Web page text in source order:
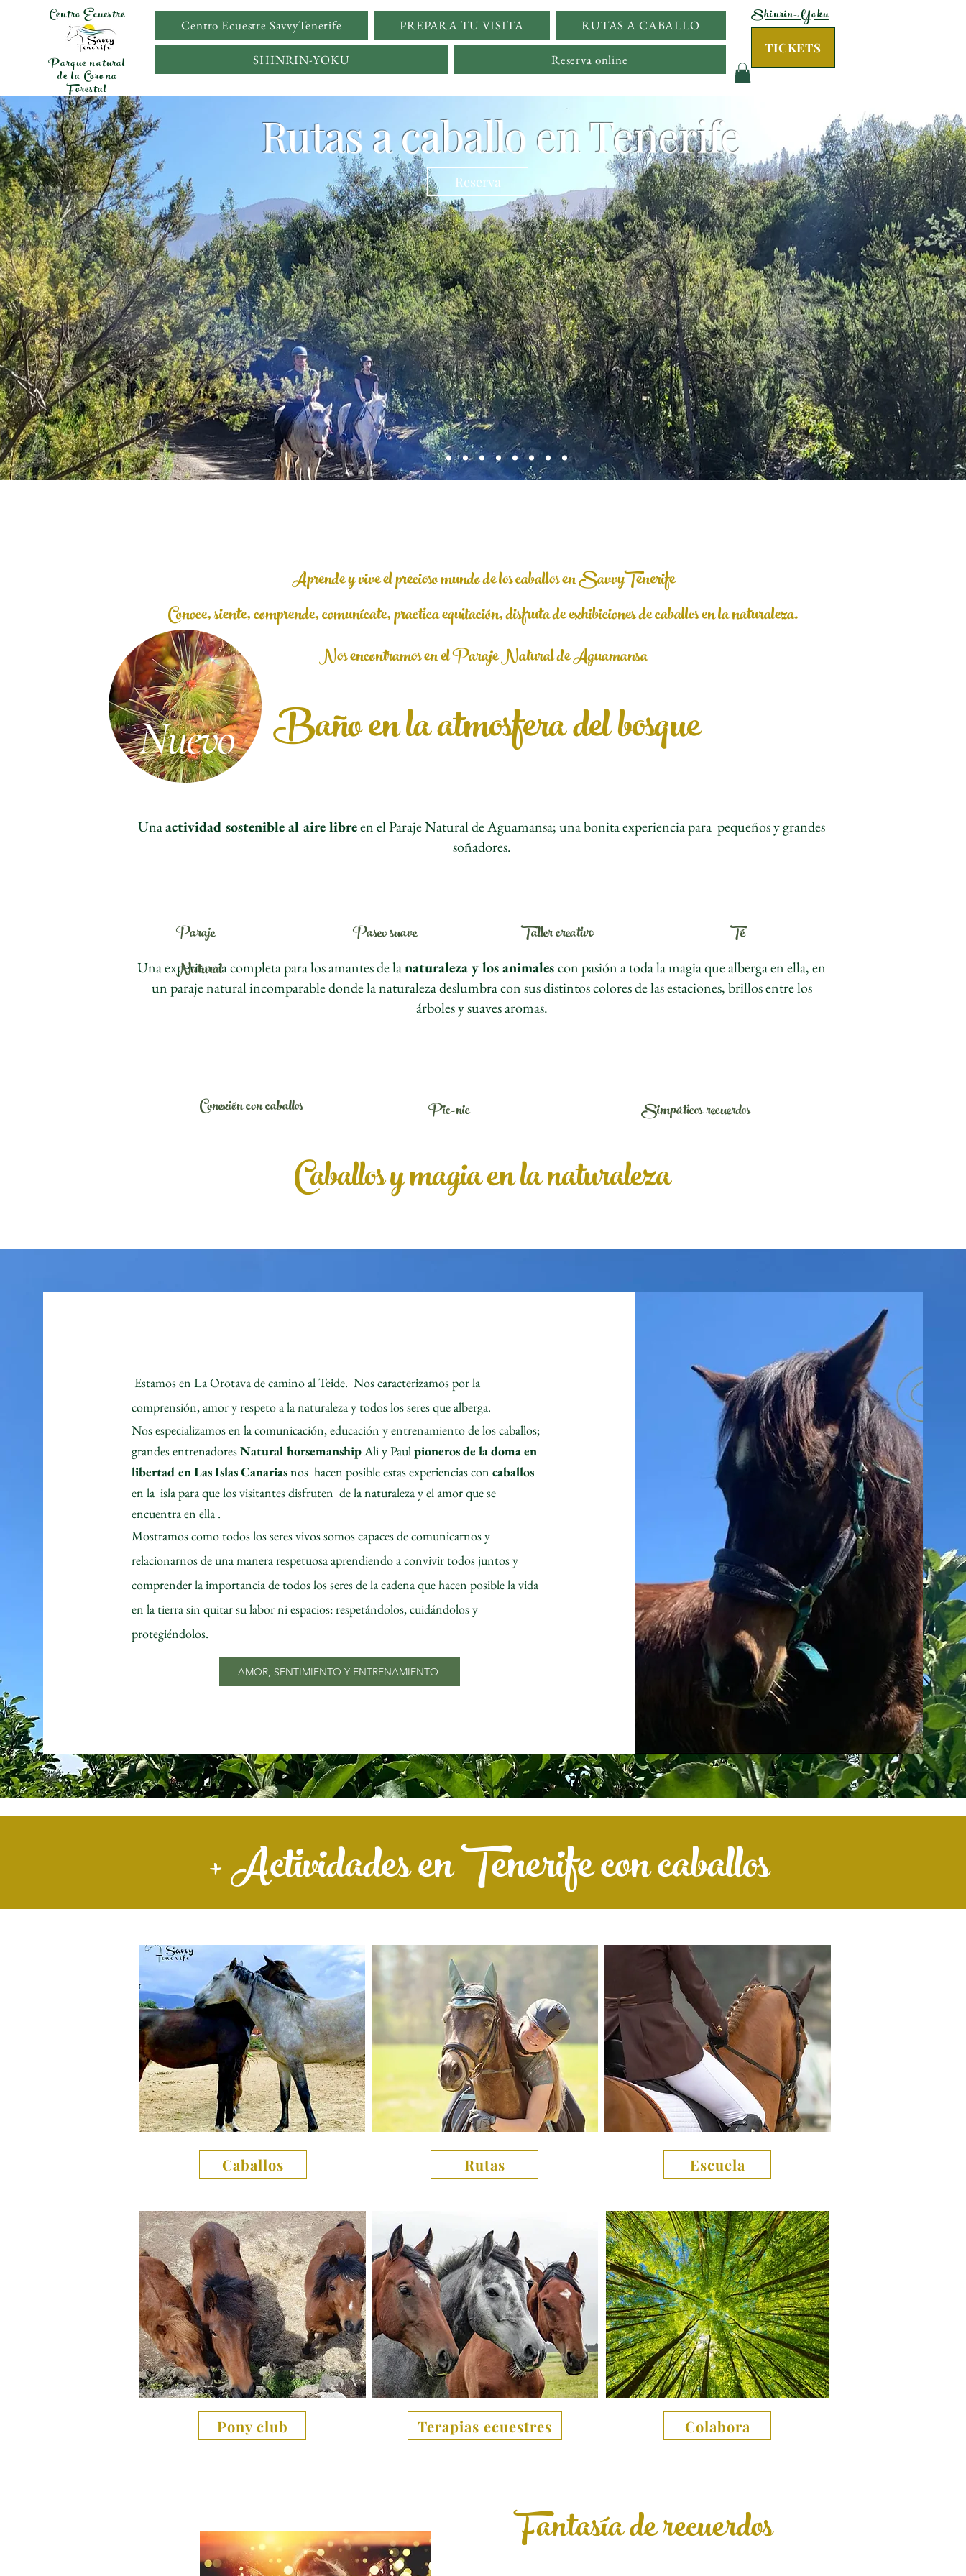
Centro Ecuestre
Parque natural
de la Corona
Forestal
Centro Ecuestre SavvyTenerife PREPARA TU VISITA RUTAS A CABALLO
SHINRIN-YOKU Reserva online
Shinrin-Yoku
TICKETS
Rutas a caballo en Tenerife
Reserva
Aprende y vive el precioso mundo de los caballos en SavvyTenerife
Conoce, siente, comprende, comunícate, practica equitación, disfruta de exhibiciones de caballos en la naturaleza.
Nos encontramos en el Paraje Natural de Aguamansa
Baño en la atmosfera del bosque
Unaactividad sostenible al aire libreen el Paraje Natural de Aguamansa; una bonita experiencia para pequeños y grandes
soñadores.
Una experiencia completa para los amantes de lanaturaleza y los animalescon pasión a toda la magia que alberga en ella, en
un paraje natural incomparable donde la naturaleza deslumbra con sus distintos colores de las estaciones, brillos entre los
árboles y suaves aromas.
Paraje
Natural
Taller creativo
Paseo suave Té
Nuevo
Conexión con caballos Pic-nic Simpáticos recuerdos
Caballos y magia en la naturaleza
Estamos en La Orotava de camino al Teide. Nos caracterizamos por la
comprensión, amor y respeto a la naturaleza y todos los seres que alberga.
Nos especializamos en la comunicación, educación y entrenamiento de los caballos;
grandes entrenadoresNatural horsemanshipAli y Paulpioneros de la doma en
libertad en Las Islas Canariasnos hacen posible estas experiencias con caballos
en la isla para que los visitantes disfruten de la naturaleza y el amor que se
encuentra en ella .
Mostramos como todos los seres vivos somos capaces de comunicarnos y
relacionarnos de una manera respetuosa aprendiendo a convivir todos juntos y
comprender la importancia de todos los seres de la cadena que hacen posible la vida
en la tierra sin quitar su labor ni espacios: respetándolos, cuidándolos y
protegiéndolos.
AMOR, SENTIMIENTO Y ENTRENAMIENTO
+ Actividades en Tenerife con caballos
Caballos
Pony club
Rutas
Terapias ecuestres
Escuela
Colabora
Fantasía de recuerdos